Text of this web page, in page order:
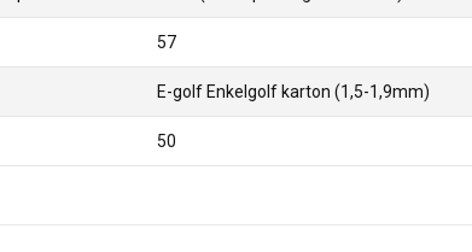
57
E-golf Enkelgolf karton (1,5-1,9mm)
50